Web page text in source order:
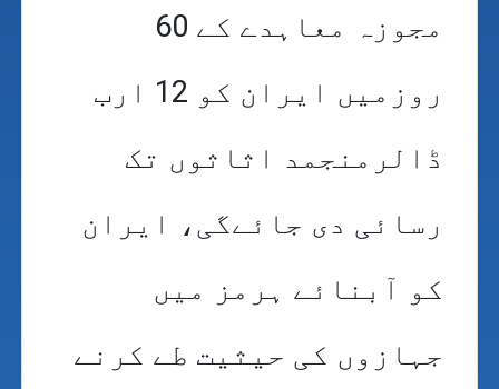
مجوزہ معاہدے کے 60
روزمیں ایران کو 12 ارب
ڈالرمنجمد اثاثوں تک
رسائی دی جائےگی، ایران
کو آبنائے ہرمز میں
جہازوں کی حیثیت طے کرنے